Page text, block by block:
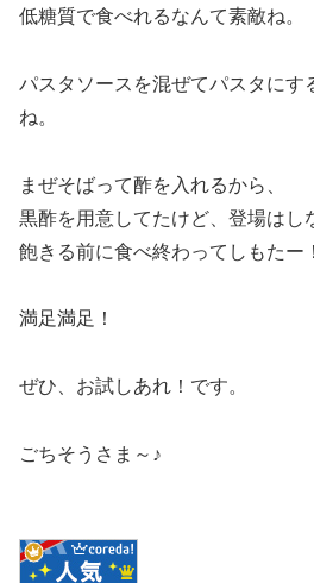
低糖質で食べれるなんて素敵ね。
パスタソースを混ぜてパスタにす
ね。
まぜそばって酢を入れるから、
黒酢を用意してたけど、登場はし
飽きる前に食べ終わってしもたー！
満足満足！
ぜひ、お試しあれ！です。
ごちそうさま～♪